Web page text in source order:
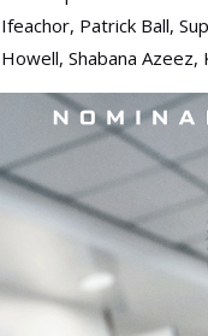
Ifeachor, Patrick Ball,
Howell, Shabana